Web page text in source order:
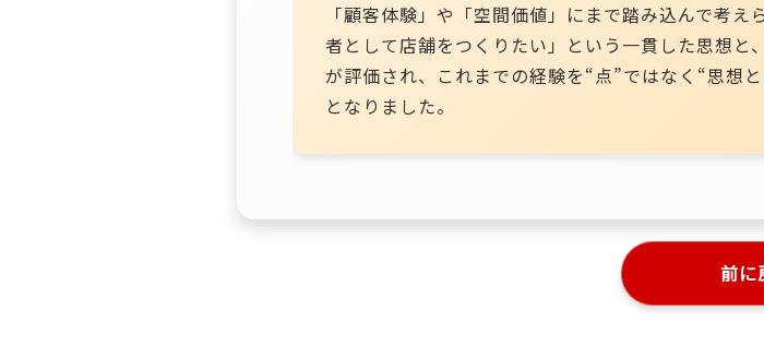
「顧客体験」や「空間価値」にまで踏み込んで考
者として店舗をつくりたい」という一貫した思想
が評価され、これまでの経験を“点”ではなく“思想
となりました。
前に